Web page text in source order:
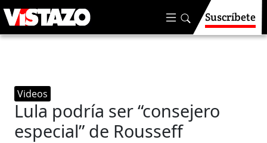
Suscríbete
Videos
Lula podría ser “consejero
especial” de Rousseff